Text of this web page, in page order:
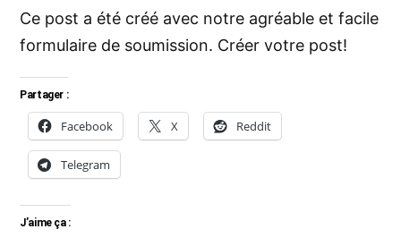
Ce post a été créé avec notre agréable et facile
formulaire de soumission. Créer votre post!
Partager :
Facebook X Reddit
Telegram
J’aime ça :